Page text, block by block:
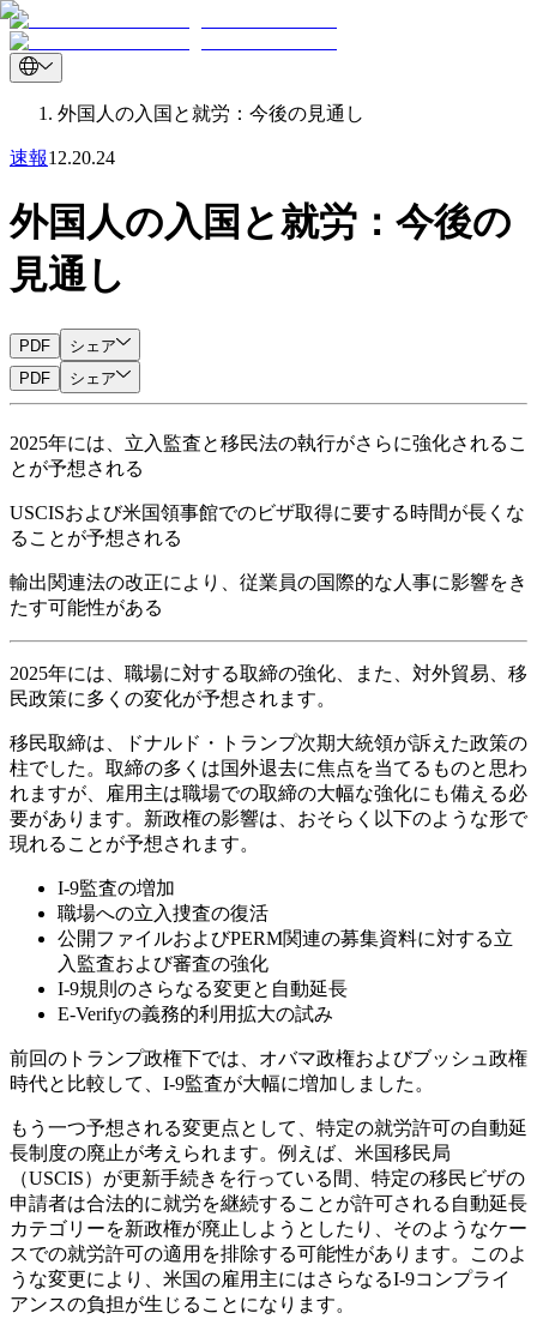
外国人の入国と就労：今後の見通し
速報12.20.24
外国人の入国と就労：今後の
見通し
PDF
シェア
PDF
シェア
2025年には、立入監査と移民法の執行がさらに強化されるこ
とが予想される
USCISおよび米国領事館でのビザ取得に要する時間が長くな
ることが予想される
輸出関連法の改正により、従業員の国際的な人事に影響をき
たす可能性がある
2025年には、職場に対する取締の強化、また、対外貿易、移
民政策に多くの変化が予想されます。
移民取締は、ドナルド・トランプ次期大統領が訴えた政策の
柱でした。取締の多くは国外退去に焦点を当てるものと思わ
れますが、雇用主は職場での取締の大幅な強化にも備える必
要があります。新政権の影響は、おそらく以下のような形で
現れることが予想されます。
I-9監査の増加
職場への立入捜査の復活
公開ファイルおよびPERM関連の募集資料に対する立
入監査および審査の強化
I-9規則のさらなる変更と自動延長
E-Verifyの義務的利用拡大の試み
前回のトランプ政権下では、オバマ政権およびブッシュ政権
時代と比較して、I-9監査が大幅に増加しました。
もう一つ予想される変更点として、特定の就労許可の自動延
長制度の廃止が考えられます。例えば、米国移民局
（USCIS）が更新手続きを行っている間、特定の移民ビザの
申請者は合法的に就労を継続することが許可される自動延長
カテゴリーを新政権が廃止しようとしたり、そのようなケー
スでの就労許可の適用を排除する可能性があります。このよ
うな変更により、米国の雇用主にはさらなるI-9コンプライ
アンスの負担が生じることになります。